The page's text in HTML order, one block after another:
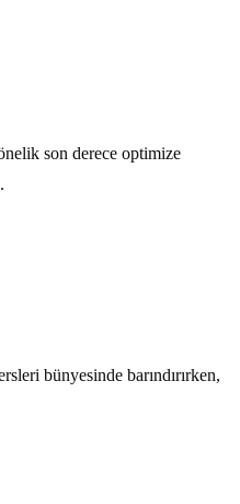
son derece optimize
bünyesinde barındırırken,